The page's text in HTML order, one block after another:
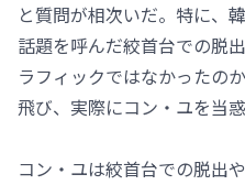
と質問が相次いだ。特に、
話題を呼んだ絞首台での脱
ラフィックではなかったの
飛び、実際にコン・ユを当
コン・ユは絞首台での脱出